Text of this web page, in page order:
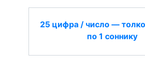
25 цифра / число —
по 1 соннику